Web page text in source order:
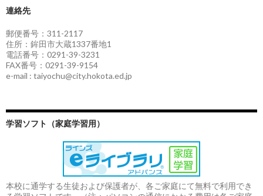
連絡先
郵便番号：311-2117
住所：鉾田市大蔵1337番地1
電話番号：0291-39-3231
FAX番号：0291-39-9154
e-mail : taiyochu@city.hokota.ed.jp
学習ソフト（家庭学習用）
本校に通学する生徒および保護者が、各ご家庭にて無料で利用でき